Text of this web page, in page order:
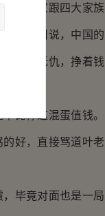
这叶家跟四大家族
更不用说，中国的
无冤无仇，挣着钱
比你这混蛋值钱。
好，直接骂道叶老
毕竟对面也是一局